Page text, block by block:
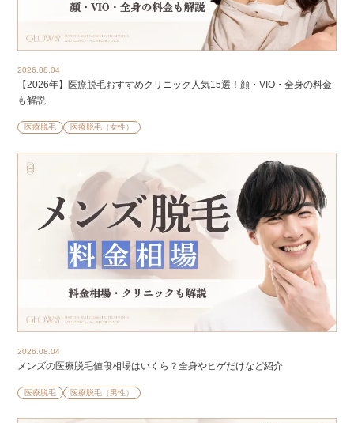
2026.08.04
【2026年】医療脱毛おすすめクリニック人気15選！顔・VIO・全身の料金
も解説
医療脱毛 医療脱毛（女性）
2026.08.04
メンズの医療脱毛値段相場はいくら？全身やヒゲだけなど紹介
医療脱毛 医療脱毛（男性）